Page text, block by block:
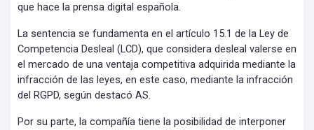
que hace la prensa digital española.
La sentencia se fundamenta en el artículo 15.1 de la Ley de
Competencia Desleal (LCD), que considera desleal valerse en
el mercado de una ventaja competitiva adquirida mediante la
infracción de las leyes, en este caso, mediante la infracción
del RGPD, según destacó AS.
Por su parte, la compañía tiene la posibilidad de interponer